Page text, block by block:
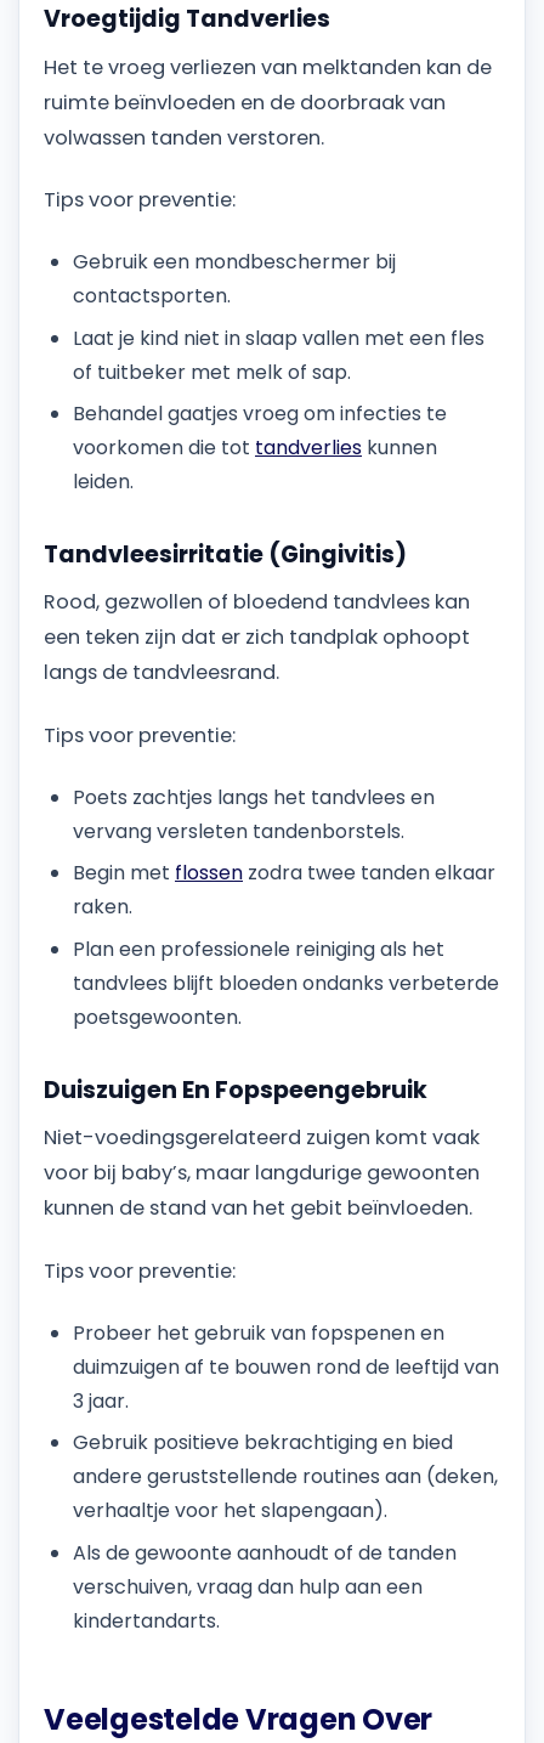
Vroegtijdig Tandverlies
Het te vroeg verliezen van melktanden kan de
ruimte beïnvloeden en de doorbraak van
volwassen tanden verstoren.
Tips voor preventie:
Gebruik een mondbeschermer bij
contactsporten.
Laat je kind niet in slaap vallen met een fles
of tuitbeker met melk of sap.
Behandel gaatjes vroeg om infecties te
voorkomen die tot tandverlies kunnen
leiden.
Tandvleesirritatie (Gingivitis)
Rood, gezwollen of bloedend tandvlees kan
een teken zijn dat er zich tandplak ophoopt
langs de tandvleesrand.
Tips voor preventie:
Poets zachtjes langs het tandvlees en
vervang versleten tandenborstels.
Begin met flossen zodra twee tanden elkaar
raken.
Plan een professionele reiniging als het
tandvlees blijft bloeden ondanks verbeterde
poetsgewoonten.
Duiszuigen En Fopspeengebruik
Niet-voedingsgerelateerd zuigen komt vaak
voor bij baby’s, maar langdurige gewoonten
kunnen de stand van het gebit beïnvloeden.
Tips voor preventie:
Probeer het gebruik van fopspenen en
duimzuigen af te bouwen rond de leeftijd van
3 jaar.
Gebruik positieve bekrachtiging en bied
andere geruststellende routines aan (deken,
verhaaltje voor het slapengaan).
Als de gewoonte aanhoudt of de tanden
verschuiven, vraag dan hulp aan een
kindertandarts.
Veelgestelde Vragen Over